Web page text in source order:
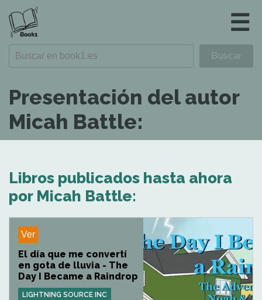
☰
Presentación del autor
Micah Battle:
Libros publicados hasta ahora
por Micah Battle:
Ver
El día que me convertí
en gota de lluvia - The
Day I Became a Raindrop
LIGHTNING SOURCE INC